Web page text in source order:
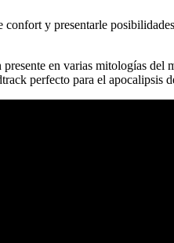
y presentarle
en varias mitologías
perfecto para el apocalipsis